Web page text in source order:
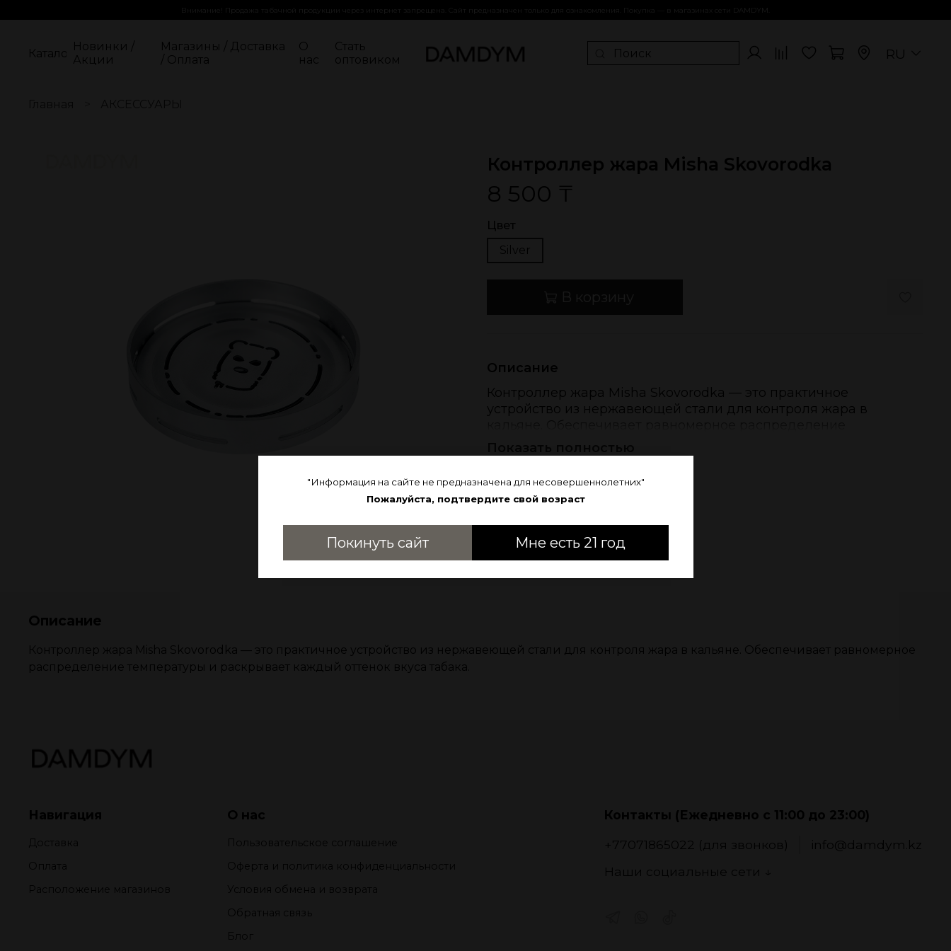
Внимание! Продажа табачной продукции через интернет запрещена. Сайт предназначен только для ознакомления. Покупка — в магазинах сети DAMDYM.
RU
Каталог
Новинки /
Акции
Магазины / Доставка
/ Оплата
О
нас
Стать
оптовиком
Контроллер жара Misha Skovorodka
8 500 ₸
Цвет
Silver
Описание
Контроллер жара Misha Skovorodka — это практичное
устройство из нержавеющей стали для контроля жара в
Отзывы
Написать отзыв
Описание
Контроллер жара Misha Skovorodka — это практичное устройство из нержавеющей стали для контроля жара в кальяне. Обеспечивает равномерное
распределение температуры и раскрывает каждый оттенок вкуса табака.
Навигация
Доставка
Оплата
Расположение магазинов
О нас
Пользовательское соглашение
Оферта и политика конфиденциальности
Условия обмена и возврата
Обратная связь
Блог
Контакты (Ежедневно с 11:00 до 23:00)
+77071865022 (для звонков)
info@damdym.kz
Наши социальные сети ↓
"Информация на сайте не предназначена для несовершеннолетних"
Пожалуйста, подтвердите свой возраст
Покинуть сайт Мне есть 21 год